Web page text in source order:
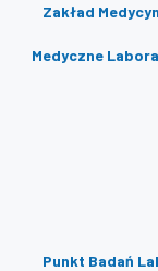
Zakład
Medyczne
Punkt Badań